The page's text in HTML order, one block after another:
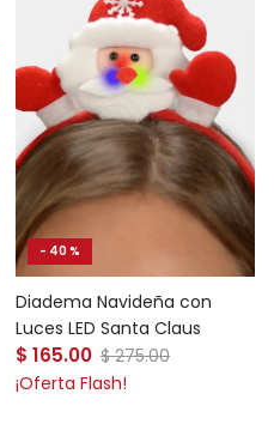
- 40 %
Diadema Navideña con
Luces LED Santa Claus
Precio de venta
$ 165.00 Precio normal
$ 275.00
¡Oferta Flash!